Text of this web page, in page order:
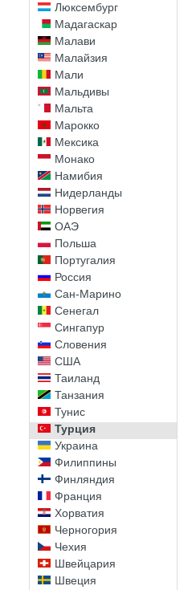
Люксембург
Мадагаскар
Малави
Малайзия
Мали
Мальдивы
Мальта
Марокко
Мексика
Монако
Намибия
Нидерланды
Норвегия
ОАЭ
Польша
Португалия
Россия
Сан-Марино
Сенегал
Сингапур
Словения
США
Таиланд
Танзания
Тунис
Турция
Украина
Филиппины
Финляндия
Франция
Хорватия
Черногория
Чехия
Швейцария
Швеция